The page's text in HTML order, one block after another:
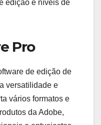
edição e níveis de
Pro
de edição de
versatilidade e
vários formatos e
da Adobe,